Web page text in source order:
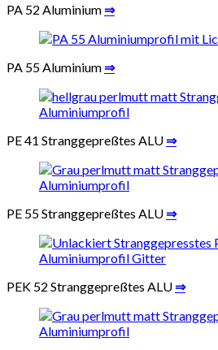
PA 52 Aluminium ⇒
PA 55 Aluminium ⇒
PE 41 Stranggepreßtes ALU ⇒
PE 55 Stranggepreßtes ALU ⇒
PEK 52 Stranggepreßtes ALU ⇒